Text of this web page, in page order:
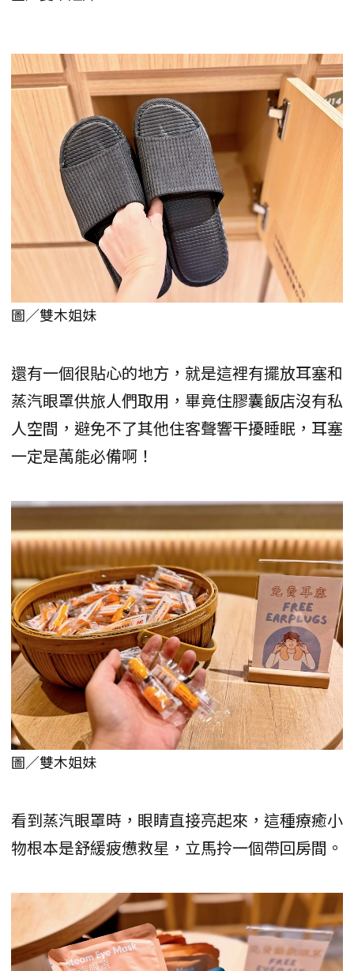
圖／雙木姐妹
還有一個很貼心的地方，就是這裡有擺放耳塞和
蒸汽眼罩供旅人們取用，畢竟住膠囊飯店沒有私
人空間，避免不了其他住客聲響干擾睡眠，耳塞
一定是萬能必備啊！
圖／雙木姐妹
看到蒸汽眼罩時，眼睛直接亮起來，這種療癒小
物根本是舒緩疲憊救星，立馬拎一個帶回房間。